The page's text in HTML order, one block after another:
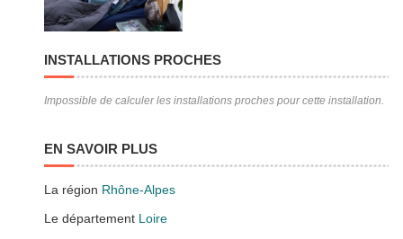
INSTALLATIONS PROCHES
Impossible de calculer les installations proches pour cette installation.
EN SAVOIR PLUS
La région Rhône-Alpes
Le département Loire